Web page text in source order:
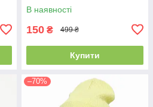
В наявності
150 ₴ 499 ₴
Купити
–70%